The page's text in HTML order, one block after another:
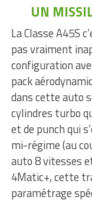
UN
La Classe A45S
pas vraiment
configuration
pack
dans cette auto
cylindres turbo
et de punch qui
mi-régime (au
auto 8 vitesses
4Matic+, cette
paramétrage